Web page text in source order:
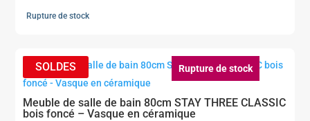
prix
319,00 €.
255,00 €.
Rupture de stock
Rupture de stock
Meuble de salle de bain 80cm STAY THREE CLASSIC
bois foncé – Vasque en céramique